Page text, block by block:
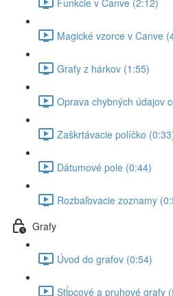
Magické vzorce v Canve
Grafy z hárkov (1:55)
Oprava chybných údajov
Zaškrtávacie políčko
Dátumové pole (0:44)
Rozbaľovacie zoznamy
Grafy
Úvod do grafov (0:54)
Stĺpcové a pruhové grafy